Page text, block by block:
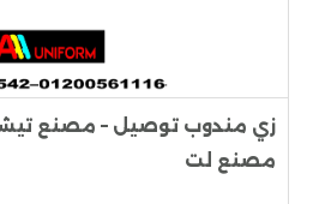
زي مندوب توصيل – مصنع
مصنع لت